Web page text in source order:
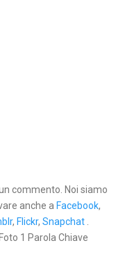
commento. Noi siamo
anche a Facebook,
, Flickr, Snapchat.
1 Parola Chiave